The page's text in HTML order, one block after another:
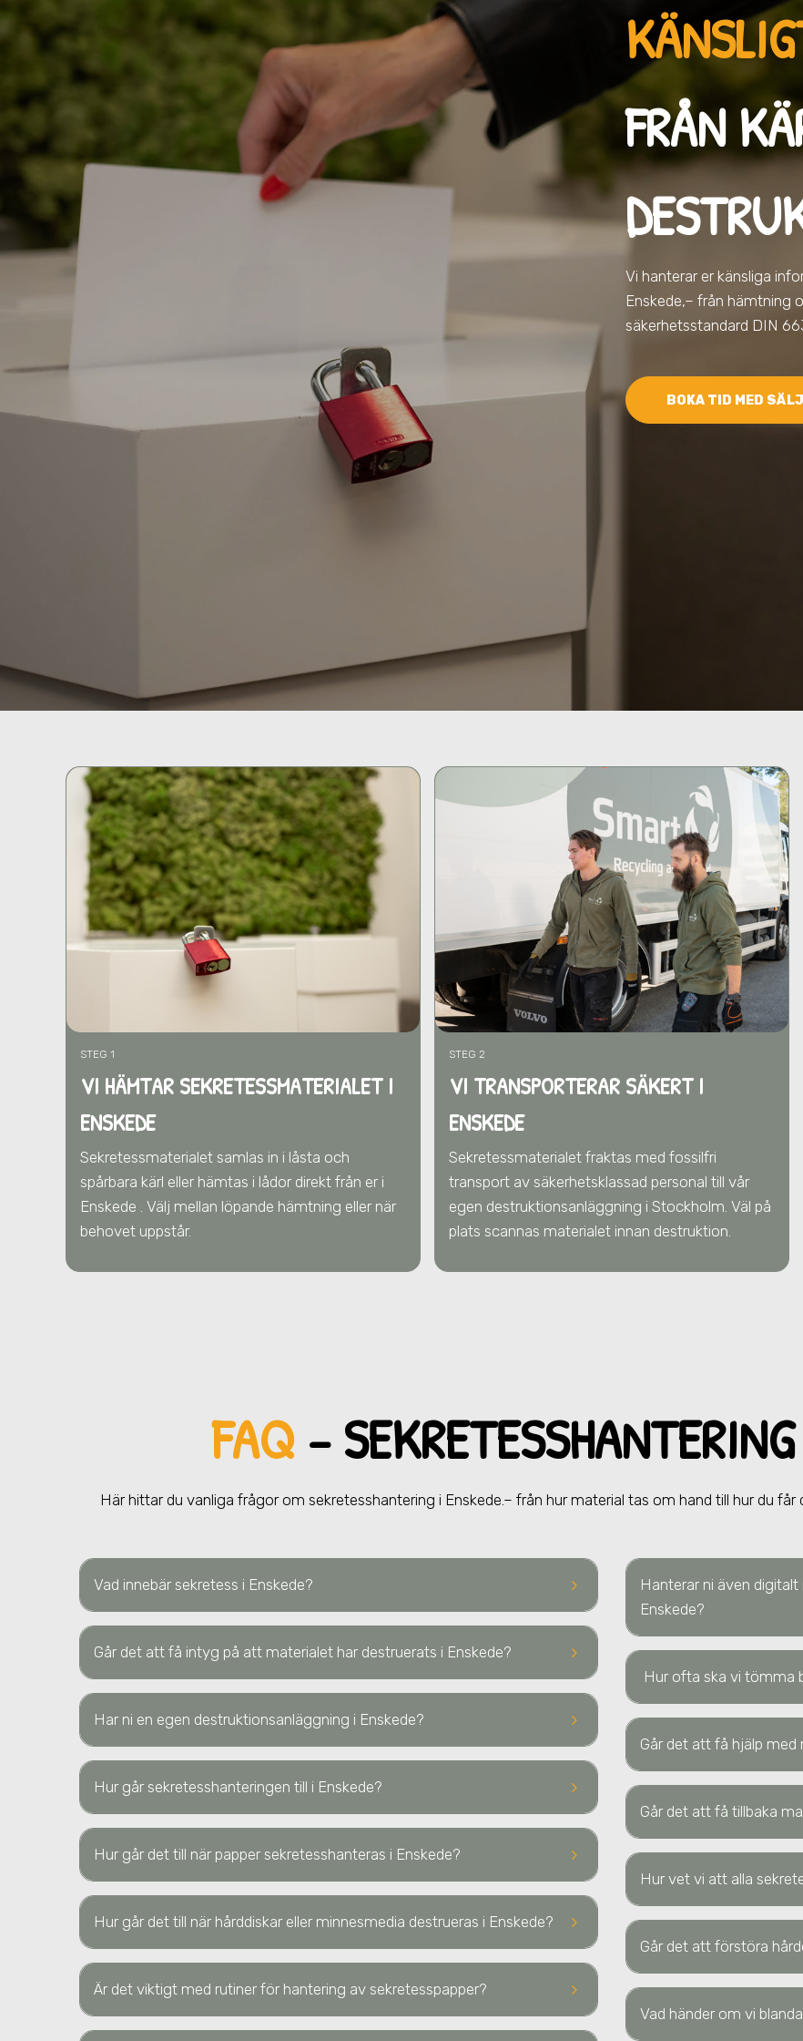
FRÅN
Vi hanterar er känsliga
Enskede,– från hämtning
säkerhetsstandard DIN
BOKA TID MED
STEG 1
VI HÄMTAR SEKRETESSMATERIALET I
ENSKEDE
Sekretessmaterialet samlas in i låsta och
spårbara kärl eller hämtas i lådor direkt från er i
Enskede . Välj mellan löpande hämtning eller när
behovet uppstår.
STEG 2
VI TRANSPORTERAR SÄKERT I
ENSKEDE
Sekretessmaterialet fraktas med fossilfri
transport av säkerhetsklassad personal till vår
egen destruktionsanläggning i Stockholm. Väl på
plats scannas materialet innan destruktion.
FAQ– SEKRETESSHANTERING
Här hittar du vanliga frågor om sekretesshantering i Enskede.– från hur material tas om hand till hur du
keyboard_arrow_right
Vad innebär sekretess i Enskede?
keyboard_arrow_right
Går det att få intyg på att materialet har destruerats i Enskede?
keyboard_arrow_right
Har ni en egen destruktionsanläggning i Enskede?
keyboard_arrow_right
Hur går sekretesshanteringen till i Enskede?
keyboard_arrow_right
Hur går det till när papper sekretesshanteras i Enskede?
keyboard_arrow_right
Hur går det till när hårddiskar eller minnesmedia destrueras i Enskede?
keyboard_arrow_right
Är det viktigt med rutiner för hantering av sekretesspapper?
Hanterar ni även
Enskede?
Hur ofta ska vi tömma
Går det att få hjälp med
Går det att få tillbaka
Hur vet vi att alla
Går det att förstöra
Vad händer om vi